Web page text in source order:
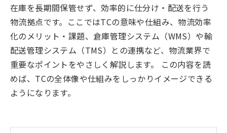
在庫を長期間保管せず、効率的に仕分け・配送を行う
物流拠点です。ここではTCの意味や仕組み、物流効率
化のメリット・課題、倉庫管理システム（WMS）や輸
配送管理システム（TMS）との連携など、物流業界で
重要なポイントをやさしく解説します。 この内容を読
めば、TCの全体像や仕組みをしっかりイメージできる
ようになります。